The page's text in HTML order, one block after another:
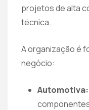
projetos de alta
técnica.
A organização é
negócio:
Automotiva: